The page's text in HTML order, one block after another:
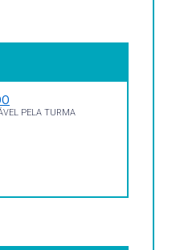
E-book.
Acesso em: 12 out.
PELA TURMA